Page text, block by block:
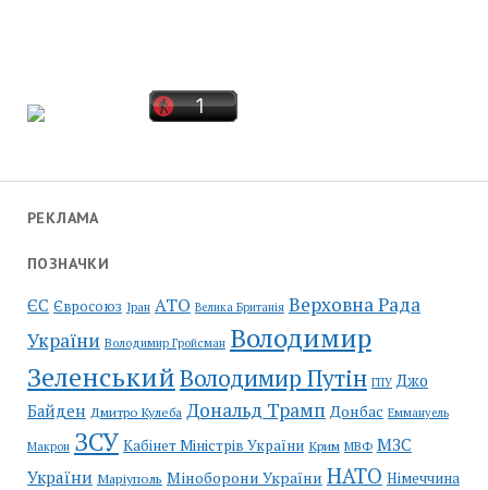
РЕКЛАМА
ПОЗНАЧКИ
ЄС Євросоюз Іран АТО Велика Британія Верховна Рада
України Володимир Гройсман Володимир
ЗеленськийВолодимир Путін ГПУ Джо
Байден Дмитро Кулеба Дональд Трамп Донбас Еммануель
Макрон ЗСУ Кабінет Міністрів України Крим МВФ МЗС
України Маріуполь Міноборони України НАТО Німеччина